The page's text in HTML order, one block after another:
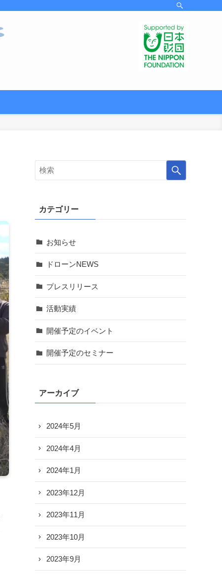
カテゴリー
お知らせ
ドローンNEWS
プレスリリース
活動実績
開催予定のイベント
開催予定のセミナー
アーカイブ
2024年5月
2024年4月
2024年1月
2023年12月
2023年11月
2023年10月
2023年9月